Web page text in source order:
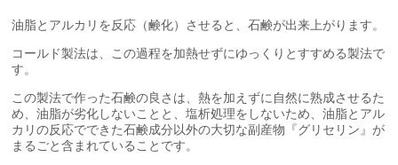
油脂とアルカリを反応（鹸化）させると、石鹸が出来上がります。
コールド製法は、この過程を加熱せずにゆっくりとすすめる製法で
す。
この製法で作った石鹸の良さは、熱を加えずに自然に熟成させるた
め、油脂が劣化しないことと、塩析処理をしないため、油脂とアル
カリの反応でできた石鹸成分以外の大切な副産物『グリセリン』が
まるごと含まれていることです。